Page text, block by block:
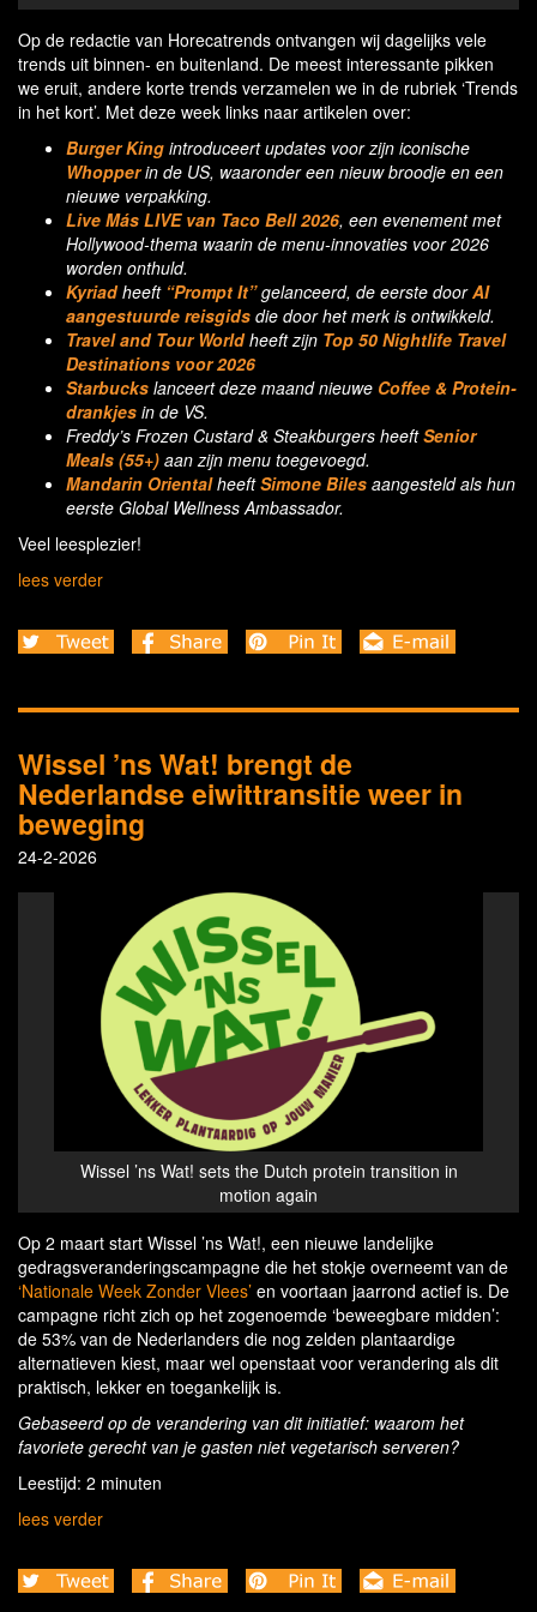
Op de redactie van Horecatrends ontvangen wij dagelijks vele
trends uit binnen- en buitenland. De meest interessante pikken
we eruit, andere korte trends verzamelen we in de rubriek ‘Trends
in het kort’. Met deze week links naar artikelen over:
Burger King introduceert updates voor zijn iconische
Whopperin de US, waaronder een nieuw broodje en een
nieuwe verpakking.
Live Más LIVE van Taco Bell 2026, een evenement met
Hollywood-thema waarin de menu-innovaties voor 2026
worden onthuld.
Kyriadheeft “Prompt It”gelanceerd, de eerste doorAI
aangestuurde reisgids die door het merk is ontwikkeld.
Travel and Tour Worldheeft zijn Top 50 Nightlife Travel
Destinations voor 2026
Starbucks lanceert deze maand nieuwe Coffee & Protein-
drankjes in de VS.
Freddy’s Frozen Custard & Steakburgers heeftSenior
Meals (55+) aan zijn menu toegevoegd.
Mandarin OrientalheeftSimone Biles aangesteld als hun
eerste Global Wellness Ambassador.
Veel leesplezier!
lees verder
Wissel ’ns Wat! brengt de
Nederlandse eiwittransitie weer in
beweging
24-2-2026
Wissel ’ns Wat! sets the Dutch protein transition in
motion again
Op 2 maart start Wissel ’ns Wat!, een nieuwe landelijke
gedragsveranderingscampagne die het stokje overneemt van de
‘Nationale Week Zonder Vlees’ en voortaan jaarrond actief is. De
campagne richt zich op het zogenoemde ‘beweegbare midden’:
de 53% van de Nederlanders die nog zelden plantaardige
alternatieven kiest, maar wel openstaat voor verandering als dit
praktisch, lekker en toegankelijk is.
Gebaseerd op de verandering van dit initiatief: waarom het
favoriete gerecht van je gasten niet vegetarisch serveren?
Leestijd: 2 minuten
lees verder